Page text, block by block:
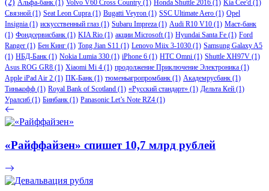
(2) Альфа-банк (1) Volvo V60 Cross Country (1) Honda Shuttle 2016 (1) Kia Cee'd (1)
Связной (1) Seat Leon Cupra (1) Bugatti Veyron (1) SSC Ultimate Aero (1) Opel
Insignia (1) искусственный глаз (1) Subaru Impreza (1) Audi R10 V10 (1) Маст-банк
(1) Фондсервисбанк (1) KIA Rio (1) акции Microsoft(1) Hyundai Santa Fe (1) Ford
Ranger (1) Бен Кинг (1) Tong Jian S11 (1) Lenovo Miix 3-1030 (1) Samsung Galaxy A5
(1) НБД-Банк (1) Nokia Lumia 330 (1) iPhone 6 (1) HTC Omni (1) Shuttle XH97V (1)
Asus ROG GR8 (1) Xiaomi Mi 4 (1) продолжение Приключение Электроника (1)
Apple iPad Air 2 (1) ПК-Банк (1) тюменьагропромбанк (1) Академрусбанк (1)
Тинькофф (1) Royal Bank of Scotland (1) «Русский стандарт» (1) Дельта Кей (1)
Уралсиб (1) Бинбанк (1) Panasonic Let’s Note RZ4 (1)
«Райффайзен» спишет 10,7 млрд рублей